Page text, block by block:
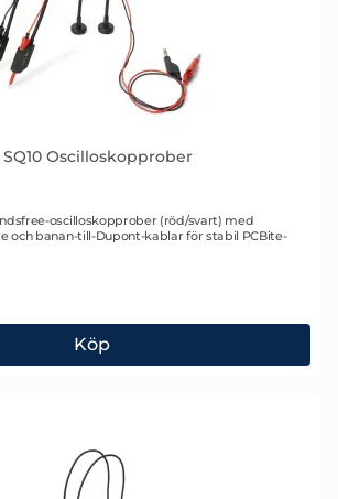
SQ10 Oscilloskopprober
oscilloskopprober (röd/svart) med
och banan-till-Dupont-kablar för stabil PCBite-
Köp
6011 SQ10 Oscilloskopprober